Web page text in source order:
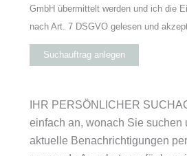
GmbH übermittelt werden und ich die
nach Art. 7 DSGVO gelesen und
Suchauftrag anlegen
IHR PERSÖNLICHER
einfach an, wonach Sie suchen
aktuelle Benachrichtigungen